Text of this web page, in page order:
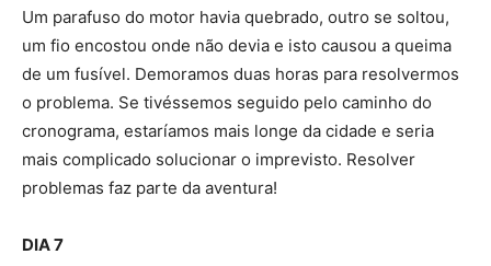
Um parafuso do motor havia quebrado, outro se soltou,
um fio encostou onde não devia e isto causou a queima
de um fusível. Demoramos duas horas para resolvermos
o problema. Se tivéssemos seguido pelo caminho do
cronograma, estaríamos mais longe da cidade e seria
mais complicado solucionar o imprevisto. Resolver
problemas faz parte da aventura!
DIA 7